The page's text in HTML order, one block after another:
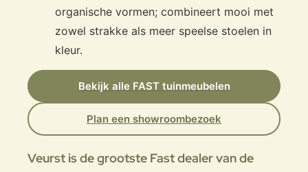
organische vormen; combineert mooi met
zowel strakke als meer speelse stoelen in
kleur.
Bekijk alle FAST tuinmeubelen
Plan een showroombezoek
Veurst is de grootste Fast dealer van de